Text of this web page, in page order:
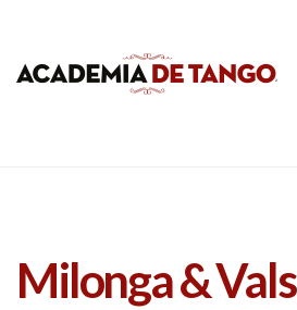
Milonga &